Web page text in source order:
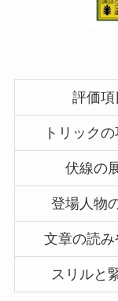
評価項
トリック
伏線の
登場人物
文章の読み
スリルと